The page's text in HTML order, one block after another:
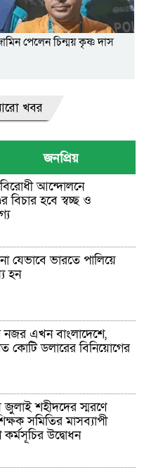
পেলেন চিন্ময় কৃষ্ণ দাস
খবর
জনপ্রিয়
আন্দোলনে
বিচার হবে স্বচ্ছ ও
যেভাবে ভারতে পালিয়ে
হন
নজর এখন বাংলাদেশে,
কোটি ডলারের বিনিয়োগের
শহীদদের স্মরণে
সমিতির মাসব্যাপী
উদ্বোধন